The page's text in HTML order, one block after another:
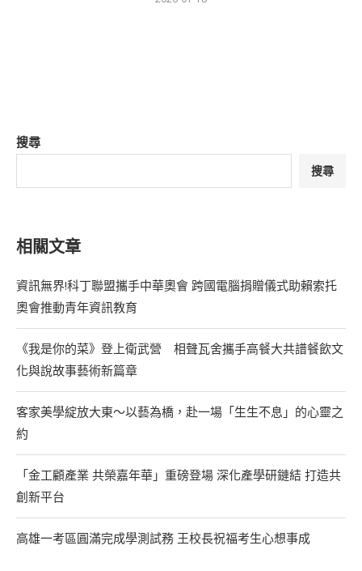
搜尋
搜尋
相關文章
資訊無界!科丁聯盟攜手中華奧會 跨國電腦捐贈儀式助賴索托
奧會推動青年資訊教育
《我是你的菜》登上衛武營 相聲瓦舍攜手高餐大共譜餐飲文
化與說故事藝術新篇章
客家美學綻放大東～以藝為橋，赴一場「生生不息」的心靈之
約
「金工顧產業 共榮嘉年華」重磅登場 深化產學研鏈結 打造共
創新平台
高雄一考區圓滿完成學測試務 王校長祝福考生心想事成